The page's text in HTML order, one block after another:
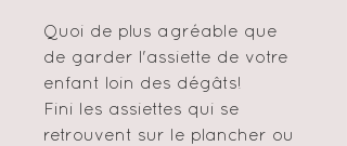
Quoi de plus agréable que
de garder l'assiette de votre
enfant loin des dégâts!
Fini les assiettes qui se
retrouvent sur le plancher ou